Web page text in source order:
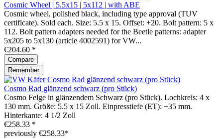
Cosmic Wheel | 5.5x15 | 5x112 | with ABE
Cosmic wheel, polished black, including type approval (TUV
certificate). Sold each. Size: 5.5 x 15. Offset: +20. Bolt pattern: 5 x
112. Bolt pattern adapters needed for the Beetle patterns: adapter
5x205 to 5x130 (article 4002591) for VW...
€204.60 *
Compare
Remember
Cosmo Rad glänzend schwarz (pro Stück)
Cosmo Felge in glänzendem Schwarz (pro Stück). Lochkreis: 4 x
130 mm. Größe: 5.5 x 15 Zoll. Einpresstiefe (ET): +35 mm.
Hinterkante: 4 1/2 Zoll
€258.33 *
previously €258.33*